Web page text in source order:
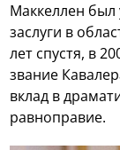
Маккеллен был
заслуги в
лет спустя, в
звание
вклад в
равноправие.